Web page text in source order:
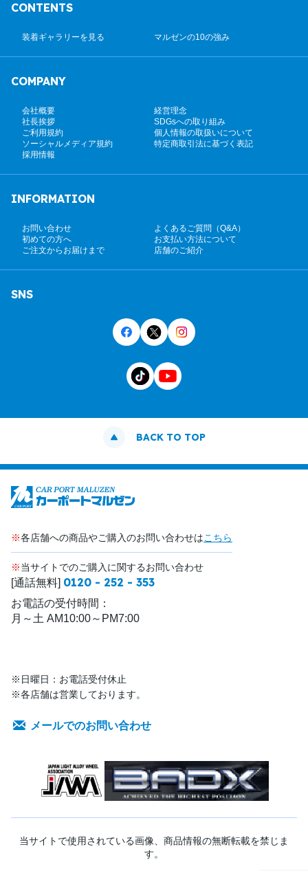
CONTENTS
装着ギャラリーを見る マルゼンの10の強み
COMPANY
会社概要
経営理念
社長挨拶
SDGsへの取り組み
ご利用規約
個人情報の取扱いについて
ソーシャルメディア規約
特定商取引法に基づく表記
採用情報
INFORMATION
お問い合わせ
よくあるご質問（Q&A）
初めての方へ
お支払い方法について
ご注文からお届けまで
店舗のご紹介
SNS
BACK TO TOP
※各店舗への商品やご購入のお問い合わせはこちら
※当サイトでのご購入に関するお問い合わせ
[通話無料] 0120 - 252 - 353
お電話の受付時間：
月～土 AM10:00～PM7:00
※日曜日：お電話受付休止
※各店舗は営業しております。
メールでのお問い合わせ
当サイトで使用されている画像、商品情報の無断転載を禁じま
す。